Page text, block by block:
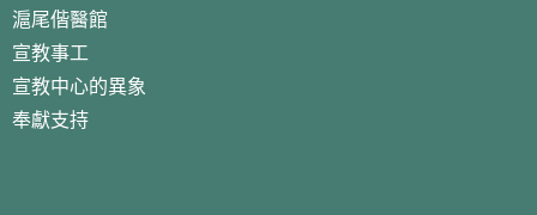
滬尾偕醫館
宣教事工
宣教中心的異象
奉獻支持